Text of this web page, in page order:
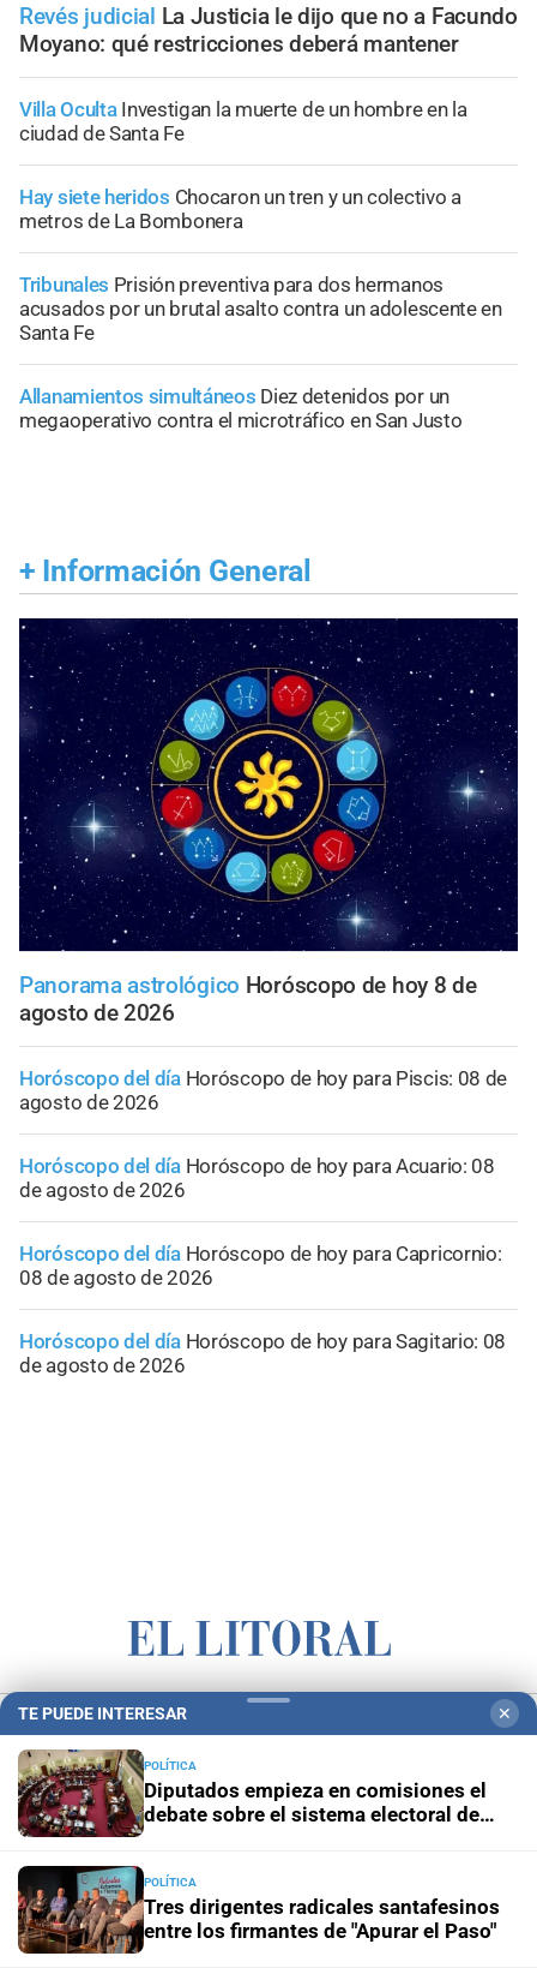
Revés judicial La Justicia le dijo que no a Facundo
Moyano: qué restricciones deberá mantener
Villa Oculta Investigan la muerte de un hombre en la
ciudad de Santa Fe
Hay siete heridos Chocaron un tren y un colectivo a
metros de La Bombonera
Tribunales Prisión preventiva para dos hermanos
acusados por un brutal asalto contra un adolescente en
Santa Fe
Allanamientos simultáneos Diez detenidos por un
megaoperativo contra el microtráfico en San Justo
+ Información General
Panorama astrológico Horóscopo de hoy 8 de
agosto de 2026
Horóscopo del día Horóscopo de hoy para Piscis: 08 de
agosto de 2026
Horóscopo del día Horóscopo de hoy para Acuario: 08
de agosto de 2026
Horóscopo del día Horóscopo de hoy para Capricornio:
08 de agosto de 2026
Horóscopo del día Horóscopo de hoy para Sagitario: 08
de agosto de 2026
Campolitoral Revista Nosotros
CYD Litoral
Podcasts Mirador Provincial
Notife
Educacion SF
TE PUEDE INTERESAR ✕
POLÍTICA
Diputados empieza en comisiones el
debate sobre el sistema electoral de
POLÍTICA
Tres dirigentes radicales santafesinos
entre los firmantes de "Apurar el Paso"